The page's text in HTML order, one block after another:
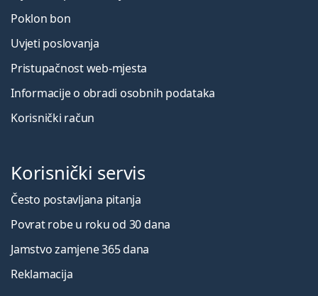
Poklon bon
Uvjeti poslovanja
Pristupačnost web-mjesta
Informacije o obradi osobnih podataka
Korisnički račun
Korisnički servis
Često postavljana pitanja
Povrat robe u roku od 30 dana
Jamstvo zamjene 365 dana
Reklamacija